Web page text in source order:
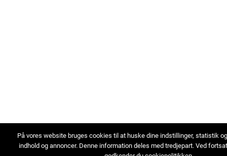
På vores website bruges cookies til at huske dine indstillinger, statistik
indhold og annoncer. Denne information deles med tredjepart. Ved